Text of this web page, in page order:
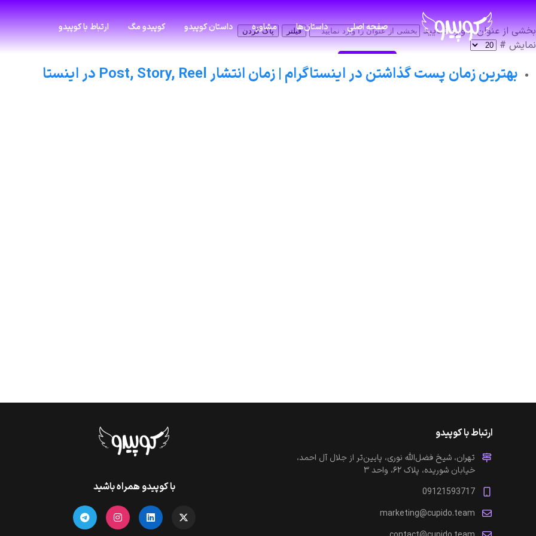
صفحه اصلی داستان‌ها مشاوره داستان کوپیدو کوپیدو مگ ارتباط با کوپیدو بخشی از عنوان را وارد نمایید فیلتر پاک کردن
نمایش #
بهترین زمان پست گذاشتن در اینستاگرام | زمان انتشار Post, Story, Reel در اینستا
ارتباط با کوپیدو
تهران، شیخ فضل‌الله نوری، پایین‌تر از جلال آل احمد،
خیابان شوریده، پلاک ۶۲، واحد ۳
09121593717
marketing@cupido.team
با کوپیدو همراه باشید